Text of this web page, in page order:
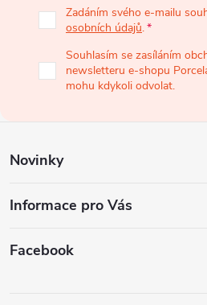
í
Zadáním svého e-mailu
osobních údajů.
Souhlasím se zasíláním
newsletteru e-shopu
mohu kdykoli odvolat.
Novinky
Informace pro Vás
Facebook